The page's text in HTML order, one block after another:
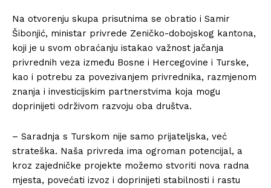
Na otvorenju skupa prisutnima se obratio i Samir
Šibonjić, ministar privrede Zeničko-dobojskog kantona,
koji je u svom obraćanju istakao važnost jačanja
privrednih veza između Bosne i Hercegovine i Turske,
kao i potrebu za povezivanjem privrednika, razmjenom
znanja i investicijskim partnerstvima koja mogu
doprinijeti održivom razvoju oba društva.
– Saradnja s Turskom nije samo prijateljska, već
strateška. Naša privreda ima ogroman potencijal, a
kroz zajedničke projekte možemo stvoriti nova radna
mjesta, povećati izvoz i doprinijeti stabilnosti i rastu